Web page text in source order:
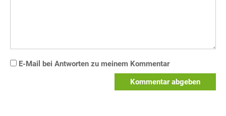
E-Mail bei Antworten zu meinem Kommentar
Kommentar abgeben